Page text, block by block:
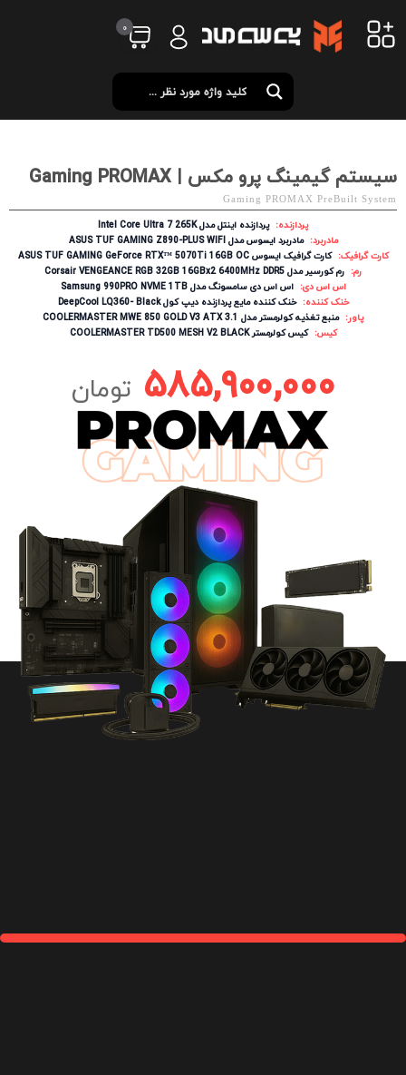
0
سیستم گیمینگ پرو مکس | Gaming PROMAX
Gaming PROMAX PreBuilt System
پردازنده: پردازنده اینتل مدل Intel Core Ultra 7 265K
مادربرد: مادربرد ایسوس مدل ASUS TUF GAMING Z890-PLUS WIFI
کارت گرافیک: کارت گرافیک ایسوس ASUS TUF GAMING GeForce RTX™ 5070Ti 16GB OC
رم: رم کورسیر مدل Corsair VENGEANCE RGB 32GB 16GBx2 6400MHz DDR5
اس اس دی: اس اس دی سامسونگ مدل Samsung 990PRO NVME 1TB
خنک کننده: خنک کننده مایع پردازنده دیپ کول DeepCool LQ360- Black
پاور: منبع تغذیه کولرمستر مدل COOLERMASTER MWE 850 GOLD V3 ATX 3.1
کیس: کیس کولرمستر COOLERMASTER TD500 MESH V2 BLACK
585,900,000 تومان